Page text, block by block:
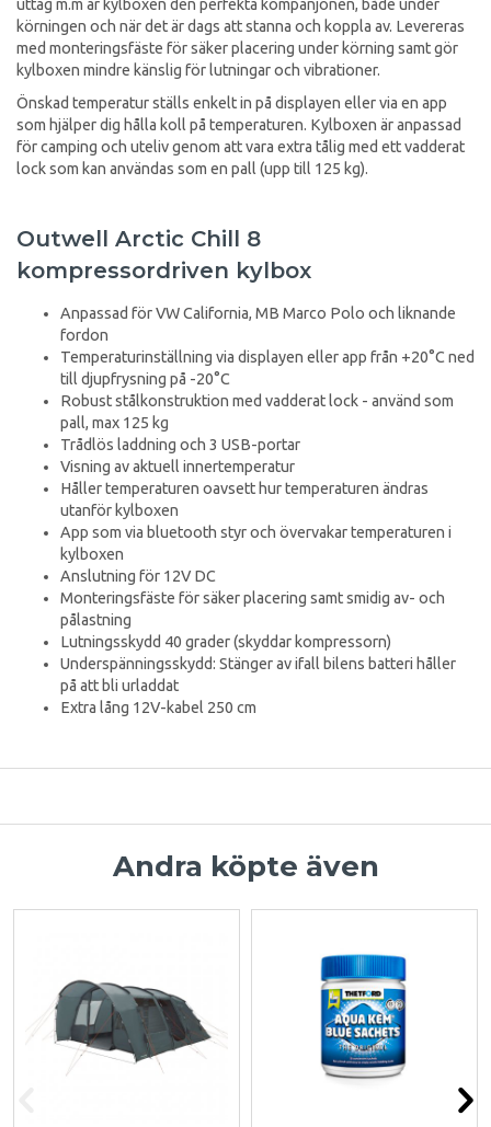
uttag m.m är kylboxen den perfekta kompanjonen, både under
körningen och när det är dags att stanna och koppla av. Levereras
med monteringsfäste för säker placering under körning samt gör
kylboxen mindre känslig för lutningar och vibrationer.
Önskad temperatur ställs enkelt in på displayen eller via en app
som hjälper dig hålla koll på temperaturen. Kylboxen är anpassad
för camping och uteliv genom att vara extra tålig med ett vadderat
lock som kan användas som en pall (upp till 125 kg).
Outwell Arctic Chill 8
kompressordriven kylbox
Anpassad för VW California, MB Marco Polo och liknande
fordon
Temperaturinställning via displayen eller app från +20°C ned
till djupfrysning på -20°C
Robust stålkonstruktion med vadderat lock - använd som
pall, max 125 kg
Trådlös laddning och 3 USB-portar
Visning av aktuell innertemperatur
Håller temperaturen oavsett hur temperaturen ändras
utanför kylboxen
App som via bluetooth styr och övervakar temperaturen i
kylboxen
Anslutning för 12V DC
Monteringsfäste för säker placering samt smidig av- och
pålastning
Lutningsskydd 40 grader (skyddar kompressorn)
Underspänningsskydd: Stänger av ifall bilens batteri håller
på att bli urladdat
Extra lång 12V-kabel 250 cm
Andra köpte även